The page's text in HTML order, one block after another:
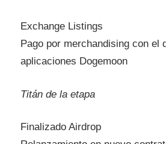
Exchange Listings
Pago por merchandising con el
aplicaciones Dogemoon
Titán de la etapa
Finalizado Airdrop